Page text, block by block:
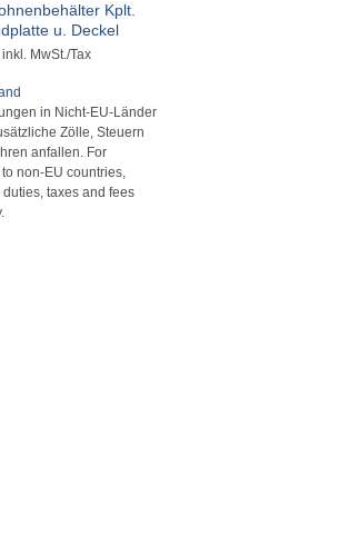
Kplt.
u. Deckel
inkl. MwSt./Tax
in Nicht-EU-Länder
Zölle, Steuern
anfallen. For
non-EU countries,
taxes and fees